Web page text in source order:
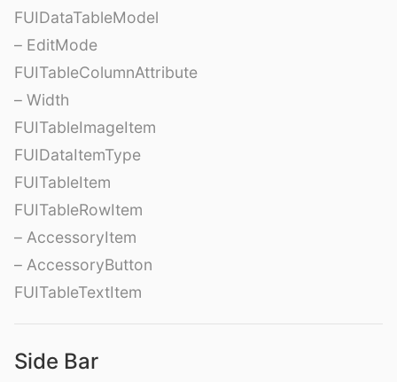
FUIDataTableModel
– EditMode
FUITableColumnAttribute
– Width
FUITableImageItem
FUIDataItemType
FUITableItem
FUITableRowItem
– AccessoryItem
– AccessoryButton
FUITableTextItem
Side Bar